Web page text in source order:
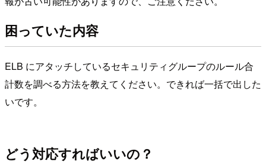
困っていた内容
ELB にアタッチしているセキュリティグループのルール合
計数を調べる方法を教えてください。できれば一括で出した
いです。
どう対応すればいいの？